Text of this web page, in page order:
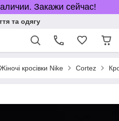
Закажи сейчас!
та одягу
Жіночі кросівки Nike Cortez